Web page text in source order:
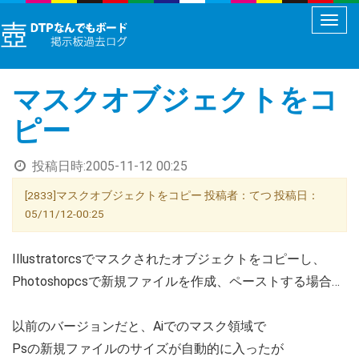
メ
ュ
ー
切
え
マスクオブジェクトをコ
ピー
投稿日時:2005-11-12 00:25
[2833]マスクオブジェクトをコピー 投稿者：てつ 投稿日：
05/11/12-00:25
Illustratorcsでマスクされたオブジェクトをコピーし、
Photoshopcsで新規ファイルを作成、ペーストする場合…
以前のバージョンだと、Aiでのマスク領域で
Psの新規ファイルのサイズが自動的に入ったが